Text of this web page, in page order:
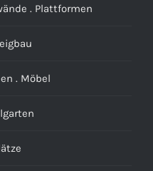
. Plattformen
. Möbel